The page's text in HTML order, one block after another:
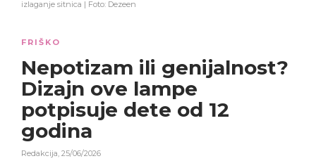
izlaganje sitnica | Foto: Dezeen
FRIŠKO
Nepotizam ili genijalnost?
Dizajn ove lampe
potpisuje dete od 12
godina
Redakcija, 25/06/2026